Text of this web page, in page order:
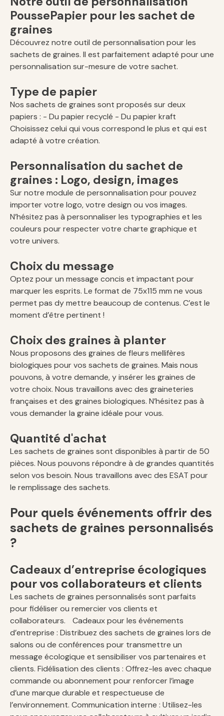
PoussePapier pour les sachet de
graines
Découvrez notre outil de personnalisation pour les
sachets de graines. Il est parfaitement adapté pour une
personnalisation sur-mesure de votre sachet.
Type de papier
Nos sachets de graines sont proposés sur deux
papiers : - Du papier recyclé - Du papier kraft
Choisissez celui qui vous correspond le plus et qui est
adapté à votre création.
Personnalisation du sachet de
graines : Logo, design, images
Sur notre module de personnalisation pour pouvez
importer votre logo, votre design ou vos images.
N’hésitez pas à personnaliser les typographies et les
couleurs pour respecter votre charte graphique et
votre univers.
Choix du message
Optez pour un message concis et impactant pour
marquer les esprits. Le format de 75x115 mm ne vous
permet pas dy mettre beaucoup de contenus. C’est le
moment d’être pertinent !
Choix des graines à planter
Nous proposons des graines de fleurs mellifères
biologiques pour vos sachets de graines. Mais nous
pouvons, à votre demande, y insérer les graines de
votre choix. Nous travaillons avec des graineteries
françaises et des graines biologiques. N’hésitez pas à
vous demander la graine idéale pour vous.
Quantité d'achat
Les sachets de graines sont disponibles à partir de 50
pièces. Nous pouvons répondre à de grandes quantités
selon vos besoin. Nous travaillons avec des ESAT pour
le remplissage des sachets.
Pour quels événements offrir des
sachets de graines personnalisés
?
Cadeaux d’entreprise écologiques
pour vos collaborateurs et clients
Les sachets de graines personnalisés sont parfaits
pour fidéliser ou remercier vos clients et
collaborateurs. Cadeaux pour les événements
d’entreprise : Distribuez des sachets de graines lors de
salons ou de conférences pour transmettre un
message écologique et sensibiliser vos partenaires et
clients. Fidélisation des clients : Offrez-les avec chaque
commande ou abonnement pour renforcer l’image
d’une marque durable et respectueuse de
l’environnement. Communication interne : Utilisez-les